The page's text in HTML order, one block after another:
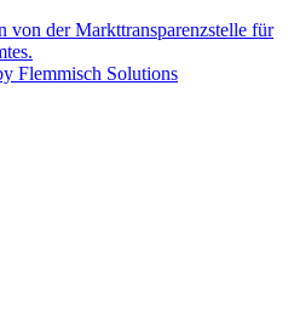
von der Markttransparenzstelle für
Flemmisch Solutions